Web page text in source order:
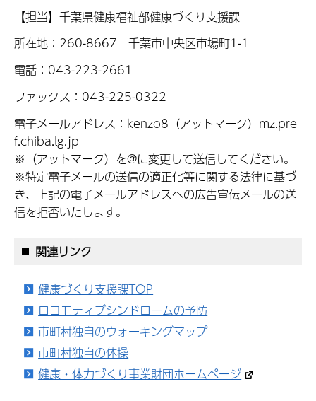
【担当】千葉県健康福祉部健康づくり支援課
所在地：260-8667 千葉市中央区市場町1-1
電話：043-223-2661
ファックス：043-225-0322
電子メールアドレス：kenzo8（アットマーク）mz.pre
f.chiba.lg.jp
※（アットマーク）を@に変更して送信してください。
※特定電子メールの送信の適正化等に関する法律に基づ
き、上記の電子メールアドレスへの広告宣伝メールの送
信を拒否いたします。
関連リンク
健康づくり支援課TOP
ロコモティブシンドロームの予防
市町村独自のウォーキングマップ
市町村独自の体操
健康・体力づくり事業財団ホームページ